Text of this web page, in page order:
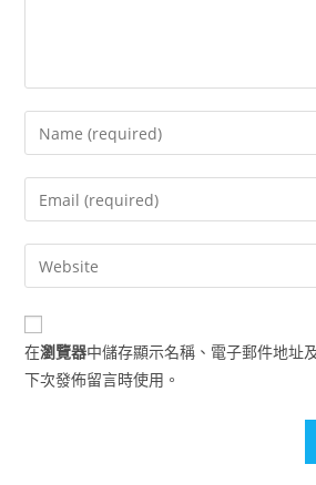
Enter
your
name
comment
Enter
your
email
address
comment
Enter
your
website
URL
(optional)
在瀏覽器中儲存顯示名稱、電子郵件地址
下次發佈留言時使用。